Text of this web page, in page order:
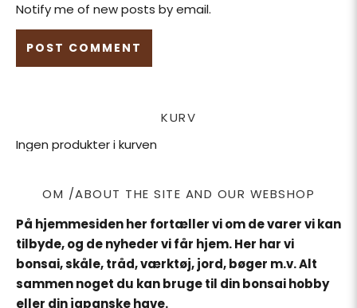
Notify me of new posts by email.
KURV
Ingen produkter i kurven
OM /ABOUT THE SITE AND OUR WEBSHOP
På hjemmesiden her fortæller vi om de varer vi kan
tilbyde, og de nyheder vi får hjem. Her har vi
bonsai, skåle, tråd, værktøj, jord, bøger m.v. Alt
sammen noget du kan bruge til din bonsai hobby
eller din japanske have.